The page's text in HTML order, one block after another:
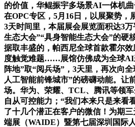
的价值，华鲲振宇多场景AI一体机
在OPC专区，5月16日，以展聚势，
3天时间里，本届展会展览面积达3
生态大会”“具身智能生态大会”的硬
据取丰盛的，帕西尼全球首款霍尔
度触觉难题……展馆仿佛成为全球AI
阵地”取“阅兵场”，3天里，再次向
人工智能前锋城市”的磅礴动能。让
场。华为、荣耀、TCL、腾讯等领
自从可控能力；“我们本来只是来看
了十几个潜正在客户的微信！为期
端展（WAIDE）暨第七届深圳国际